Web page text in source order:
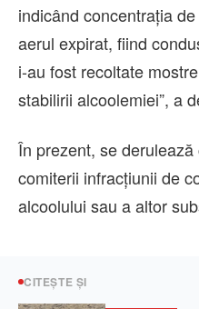
indicând concentrația
aerul expirat, fiind
i-au fost recoltate
stabilirii alcoolemiei”, a
În prezent, se
comiterii infracțiunii de
alcoolului sau a altor
CITEȘTE ȘI